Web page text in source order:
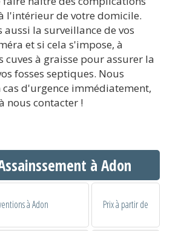
l'intérieur de votre domicile.
aussi la surveillance de vos
et si cela s'impose, à
cuves à graisse pour assurer la
fosses septiques. Nous
cas d'urgence immédiatement,
nous contacter !
à Adon
à Adon Prix à partir de